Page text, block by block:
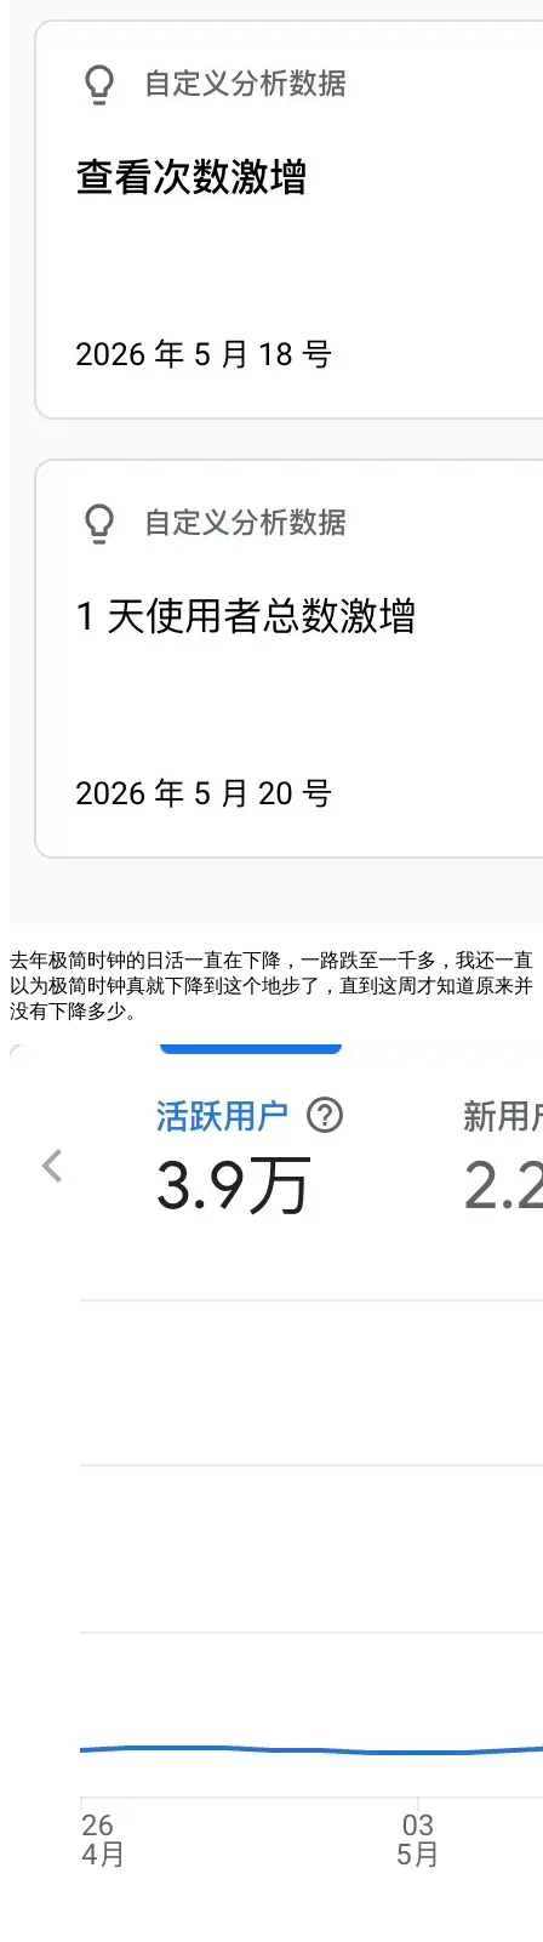
去年极简时钟的日活一直在下降，一路跌至一千多，我还一直
以为极简时钟真就下降到这个地步了，直到这周才知道原来并
没有下降多少。